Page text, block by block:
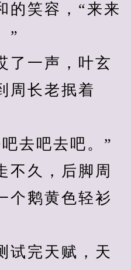
笑容，“来来
”
一声，叶玄
周长老抿着
去吧去吧。”
久，后脚周
个鹅黄色轻衫
完天赋，天